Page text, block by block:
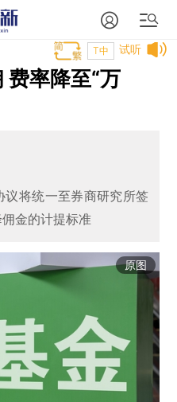
试听
T中
费率降至“万
将统一至券商研究所签
金的计提标准
原图